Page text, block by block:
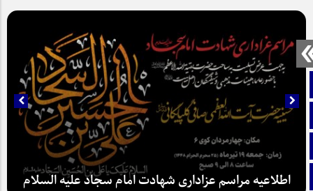
صفحه نخست
تماس با ما
آپاراتاطلاعیه مراسم عزاداری شهادت امام سجاد علیه السلام